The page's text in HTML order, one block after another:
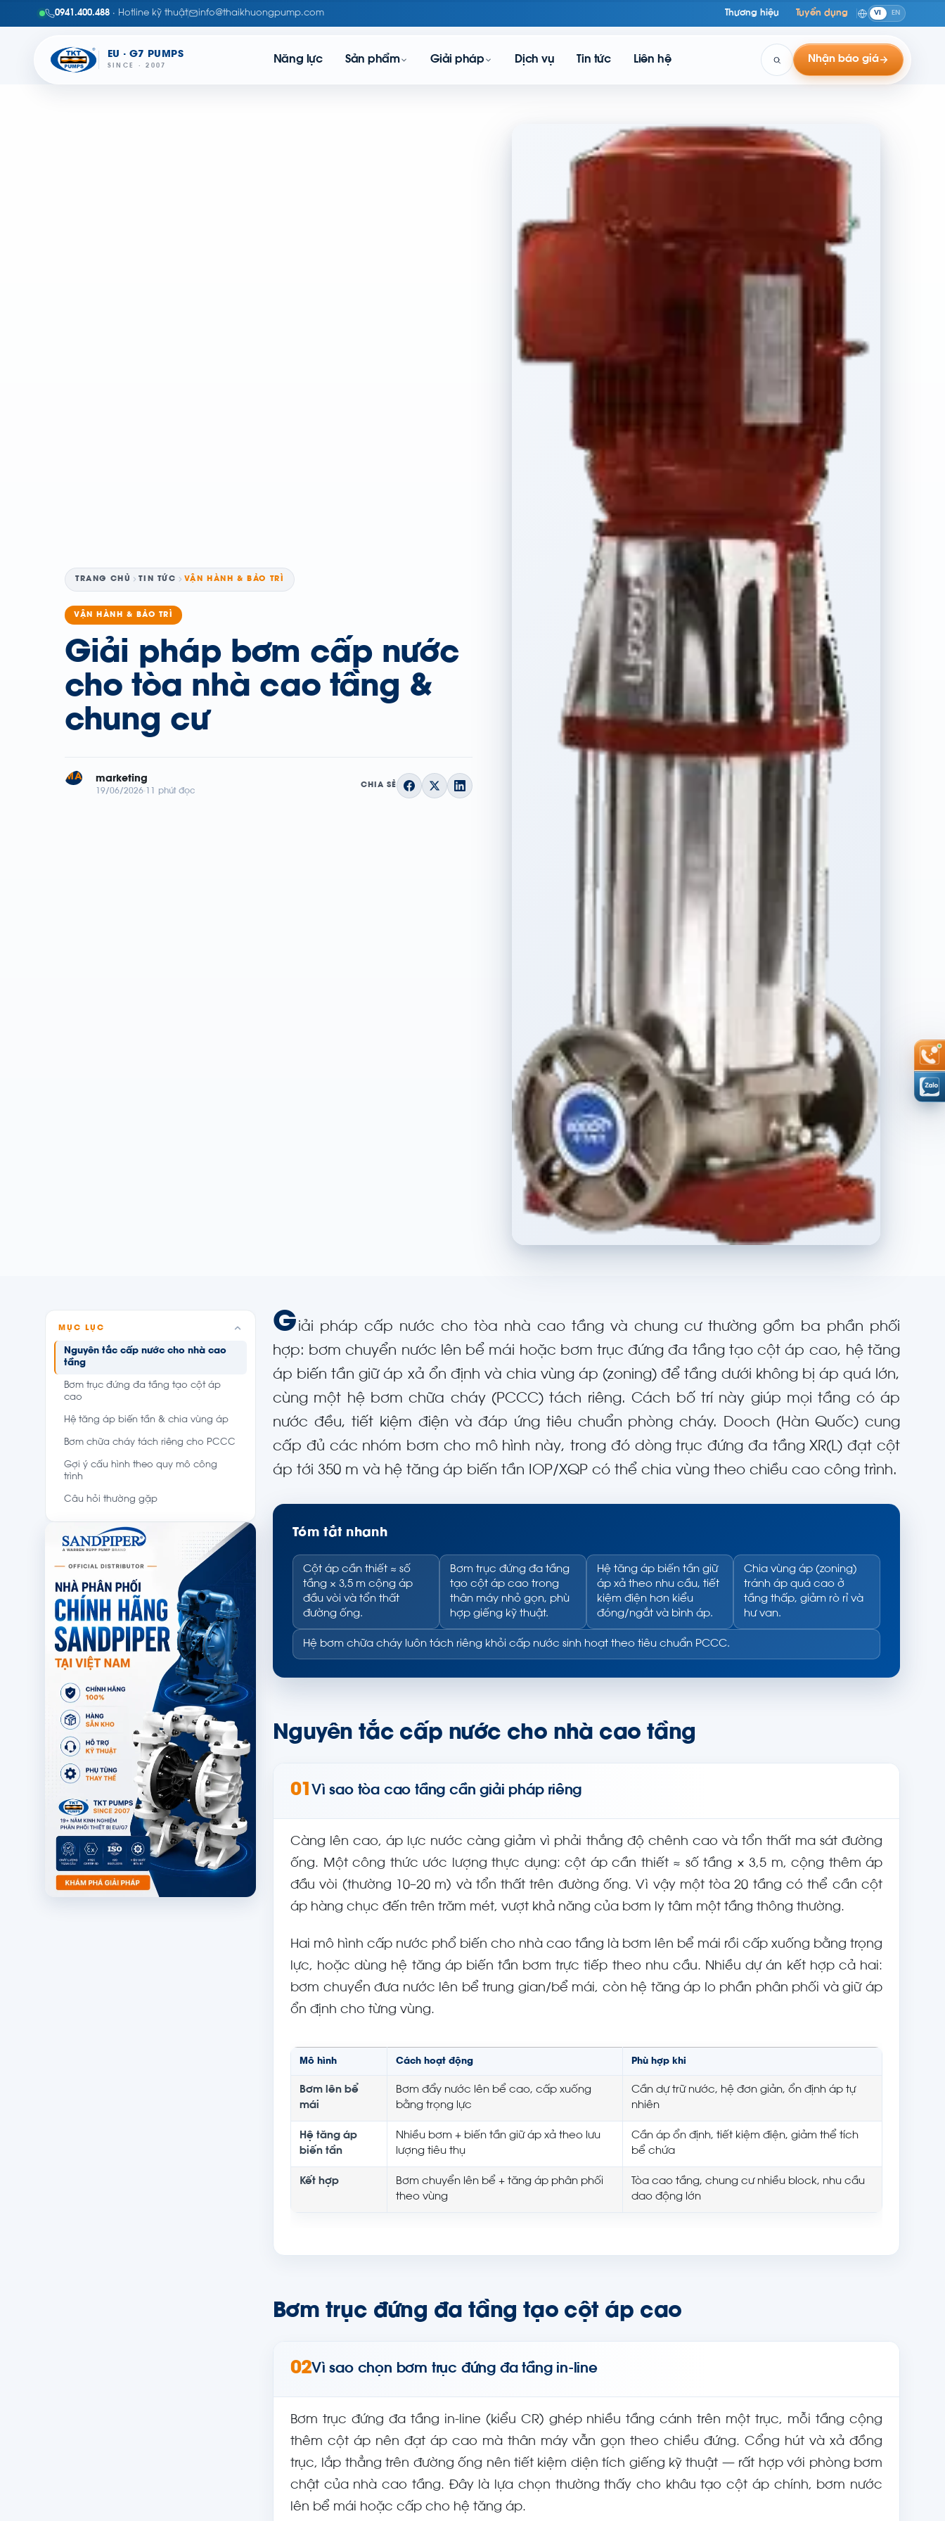
0941.400.488 · Hotline kỹ thuật info@thaikhuongpump.com Thương hiệu Tuyển dụng VI EN
EU · G7 PUMPS
SINCE · 2007
Năng lực Sản phẩm Giải pháp Dịch vụ Tin tức Liên hệ Nhận báo giá
TRANG CHỦ TIN TỨC VẬN HÀNH & BẢO TRÌ
VẬN HÀNH & BẢO TRÌ
Giải pháp bơm cấp nước
cho tòa nhà cao tầng &
chung cư
MA marketing
19/06/2026 11 phút đọc
CHIA SẺ
MỤC LỤC
Nguyên tắc cấp nước cho nhà cao
tầng
Bơm trục đứng đa tầng tạo cột áp
cao
Hệ tăng áp biến tần & chia vùng áp
Bơm chữa cháy tách riêng cho PCCC
Gợi ý cấu hình theo quy mô công
trình
Câu hỏi thường gặp
G iải pháp cấp nước cho tòa nhà cao tầng và chung cư thường gồm ba phần phối
hợp: bơm chuyển nước lên bể mái hoặc bơm trục đứng đa tầng tạo cột áp cao, hệ tăng
áp biến tần giữ áp xả ổn định và chia vùng áp (zoning) để tầng dưới không bị áp quá lớn,
cùng một hệ bơm chữa cháy (PCCC) tách riêng. Cách bố trí này giúp mọi tầng có áp
nước đều, tiết kiệm điện và đáp ứng tiêu chuẩn phòng cháy. Dooch (Hàn Quốc) cung
cấp đủ các nhóm bơm cho mô hình này, trong đó dòng trục đứng đa tầng XR(L) đạt cột
áp tới 350 m và hệ tăng áp biến tần IOP/XQP có thể chia vùng theo chiều cao công trình.
Tóm tắt nhanh
Cột áp cần thiết ≈ số
tầng × 3,5 m cộng áp
đầu vòi và tổn thất
đường ống.
Bơm trục đứng đa tầng
tạo cột áp cao trong
thân máy nhỏ gọn, phù
hợp giếng kỹ thuật.
Hệ tăng áp biến tần giữ
áp xả theo nhu cầu, tiết
kiệm điện hơn kiểu
đóng/ngắt và bình áp.
Chia vùng áp (zoning)
tránh áp quá cao ở
tầng thấp, giảm rò rỉ và
hư van.
Hệ bơm chữa cháy luôn tách riêng khỏi cấp nước sinh hoạt theo tiêu chuẩn PCCC.
Nguyên tắc cấp nước cho nhà cao tầng
01 Vì sao tòa cao tầng cần giải pháp riêng
Càng lên cao, áp lực nước càng giảm vì phải thắng độ chênh cao và tổn thất ma sát đường
ống. Một công thức ước lượng thực dụng: cột áp cần thiết ≈ số tầng × 3,5 m, cộng thêm áp
đầu vòi (thường 10–20 m) và tổn thất trên đường ống. Vì vậy một tòa 20 tầng có thể cần cột
áp hàng chục đến trên trăm mét, vượt khả năng của bơm ly tâm một tầng thông thường.
Hai mô hình cấp nước phổ biến cho nhà cao tầng là bơm lên bể mái rồi cấp xuống bằng trọng
lực, hoặc dùng hệ tăng áp biến tần bơm trực tiếp theo nhu cầu. Nhiều dự án kết hợp cả hai:
bơm chuyển đưa nước lên bể trung gian/bể mái, còn hệ tăng áp lo phần phân phối và giữ áp
ổn định cho từng vùng.
Mô hình Cách hoạt động Phù hợp khi
Bơm lên bể
mái
Bơm đẩy nước lên bể cao, cấp xuống
bằng trọng lực
Cần dự trữ nước, hệ đơn giản, ổn định áp tự
nhiên
Hệ tăng áp
biến tần
Nhiều bơm + biến tần giữ áp xả theo lưu
lượng tiêu thụ
Cần áp ổn định, tiết kiệm điện, giảm thể tích
bể chứa
Kết hợp
Bơm chuyển lên bể + tăng áp phân phối
theo vùng
Tòa cao tầng, chung cư nhiều block, nhu cầu
dao động lớn
Bơm trục đứng đa tầng tạo cột áp cao
02Vì sao chọn bơm trục đứng đa tầng in-line
Bơm trục đứng đa tầng in-line (kiểu CR) ghép nhiều tầng cánh trên một trục, mỗi tầng cộng
thêm cột áp nên đạt áp cao mà thân máy vẫn gọn theo chiều đứng. Cổng hút và xả đồng
trục, lắp thẳng trên đường ống nên tiết kiệm diện tích giếng kỹ thuật — rất hợp với phòng bơm
chật của nhà cao tầng. Đây là lựa chọn thường thấy cho khâu tạo cột áp chính, bơm nước
lên bể mái hoặc cấp cho hệ tăng áp.